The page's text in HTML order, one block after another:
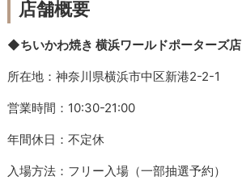
店舗概要
◆ちいかわ焼き 横浜ワールドポーターズ店
所在地：神奈川県横浜市中区新港2-2-1
営業時間：10:30-21:00
年間休日：不定休
入場方法：フリー入場（一部抽選予約）